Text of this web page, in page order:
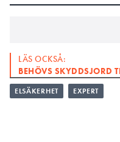
LÄS OCKSÅ:
BEHÖVS SKYDDSJORD
LÄS OCKSÅ:
ELSÄKERHET EXPERT